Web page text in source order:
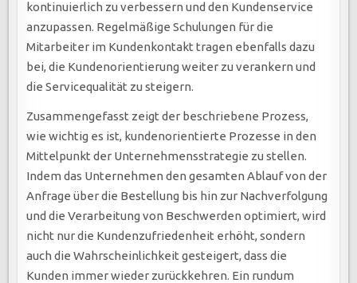
kontinuierlich zu verbessern und den Kundenservice
anzupassen. Regelmäßige Schulungen für die
Mitarbeiter im Kundenkontakt tragen ebenfalls dazu
bei, die Kundenorientierung weiter zu verankern und
die Servicequalität zu steigern.
Zusammengefasst zeigt der beschriebene Prozess,
wie wichtig es ist, kundenorientierte Prozesse in den
Mittelpunkt der Unternehmensstrategie zu stellen.
Indem das Unternehmen den gesamten Ablauf von der
Anfrage über die Bestellung bis hin zur Nachverfolgung
und die Verarbeitung von Beschwerden optimiert, wird
nicht nur die Kundenzufriedenheit erhöht, sondern
auch die Wahrscheinlichkeit gesteigert, dass die
Kunden immer wieder zurückkehren. Ein rundum